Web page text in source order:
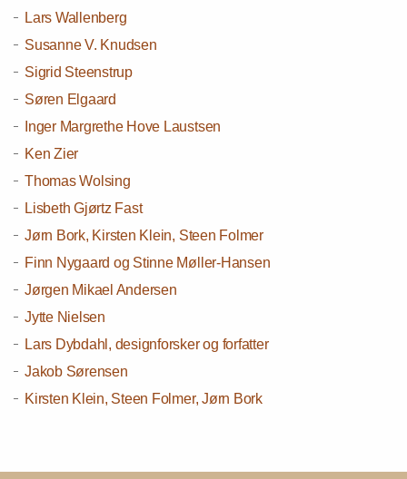
Lars Wallenberg
Susanne V. Knudsen
Sigrid Steenstrup
Søren Elgaard
Inger Margrethe Hove Laustsen
Ken Zier
Thomas Wolsing
Lisbeth Gjørtz Fast
Jørn Bork, Kirsten Klein, Steen Folmer
Finn Nygaard og Stinne Møller-Hansen
Jørgen Mikael Andersen
Jytte Nielsen
Lars Dybdahl, designforsker og forfatter
Jakob Sørensen
Kirsten Klein, Steen Folmer, Jørn Bork